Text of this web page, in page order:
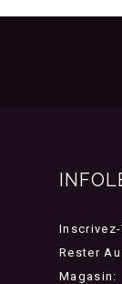
Rester
Magasin: